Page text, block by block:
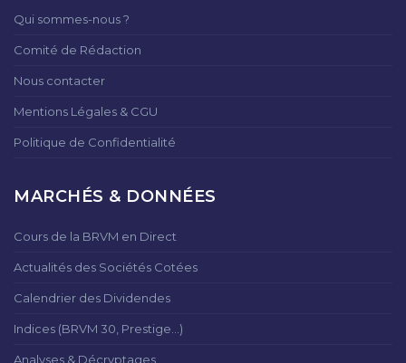
Qui sommes-nous ?
Comité de Rédaction
Nous contacter
Mentions Légales & CGU
Politique de Confidentialité
MARCHÉS & DONNÉES
Cours de la BRVM en Direct
Actualités des Sociétés Cotées
Calendrier des Dividendes
Indices (BRVM 30, Prestige...)
Analyses & Décryptages